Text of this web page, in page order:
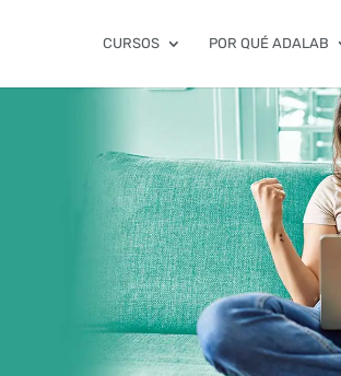
CURSOS POR QUÉ ADALAB